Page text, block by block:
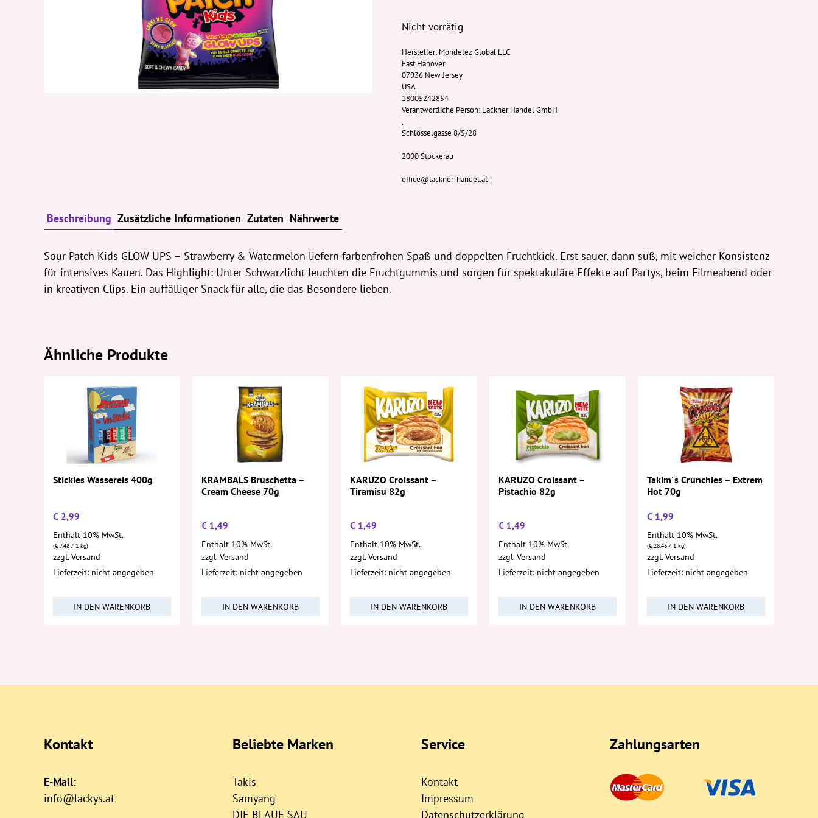
Nicht vorrätig
Hersteller: Mondelez Global LLC
East Hanover
07936 New Jersey
USA
18005242854
Verantwortliche Person: Lackner Handel GmbH
,
Schlösselgasse 8/5/28
2000 Stockerau
office@lackner-handel.at
Beschreibung Zusätzliche Informationen Zutaten Nährwerte
Sour Patch Kids GLOW UPS – Strawberry & Watermelon liefern farbenfrohen Spaß und doppelten Fruchtkick. Erst sauer, dann süß, mit weicher Konsistenz
für intensives Kauen. Das Highlight: Unter Schwarzlicht leuchten die Fruchtgummis und sorgen für spektakuläre Effekte auf Partys, beim Filmeabend oder
in kreativen Clips. Ein auffälliger Snack für alle, die das Besondere lieben.
Ähnliche Produkte
Stickies Wassereis 400g
€ 2,99
Enthält 10% MwSt.
(€7,48 / 1 kg)
zzgl.Versand
Lieferzeit: nicht angegeben
IN DEN WARENKORB
KRAMBALS Bruschetta –
Cream Cheese 70g
€ 1,49
Enthält 10% MwSt.
zzgl.Versand
Lieferzeit: nicht angegeben
IN DEN WARENKORB
KARUZO Croissant –
Tiramisu 82g
€ 1,49
Enthält 10% MwSt.
zzgl.Versand
Lieferzeit: nicht angegeben
IN DEN WARENKORB
KARUZO Croissant –
Pistachio 82g
€ 1,49
Enthält 10% MwSt.
zzgl.Versand
Lieferzeit: nicht angegeben
IN DEN WARENKORB
Takim´s Crunchies – Extrem
Hot 70g
€ 1,99
Enthält 10% MwSt.
(€28,43 / 1 kg)
zzgl.Versand
Lieferzeit: nicht angegeben
IN DEN WARENKORB
Kontakt
E-Mail:
info@lackys.at
Beliebte Marken
Takis
Samyang
DIE BLAUE SAU
Service
Kontakt
Impressum
Datenschutzerklärung
Zahlungsarten